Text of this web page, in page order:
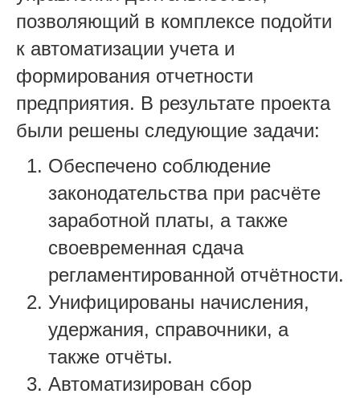
позволяющий в комплексе подойти
к автоматизации учета и
формирования отчетности
предприятия. В результате проекта
были решены следующие задачи:
Обеспечено соблюдение
законодательства при расчёте
заработной платы, а также
своевременная сдача
регламентированной отчётности.
Унифицированы начисления,
удержания, справочники, а
также отчёты.
Автоматизирован сбор